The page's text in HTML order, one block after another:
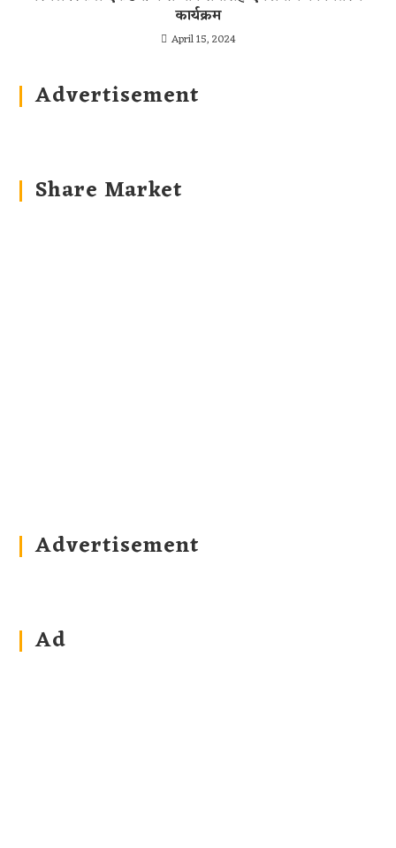
कार्यक्रम
April 15, 2024
Advertisement
Share Market
Advertisement
Ad